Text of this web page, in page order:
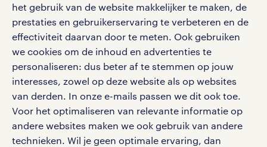
het gebruik van de website makkelijker te maken, de
prestaties en gebruikerservaring te verbeteren en de
effectiviteit daarvan door te meten. Ook gebruiken
we cookies om de inhoud en advertenties te
personaliseren: dus beter af te stemmen op jouw
interesses, zowel op deze website als op websites
van derden. In onze e-mails passen we dit ook toe.
Voor het optimaliseren van relevante informatie op
andere websites maken we ook gebruik van andere
technieken. Wil je geen optimale ervaring, dan
apple app store
google play store
social media
Volg ons voor de leukste content omtrent
vacatures, solliciteren en inspiratie.